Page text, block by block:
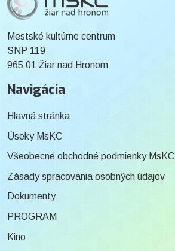
Mestské kultúrne centrum
SNP 119
965 01 Žiar nad Hronom
Navigácia
Hlavná stránka
Úseky MsKC
Všeobecné obchodné podmienky MsKC
Zásady spracovania osobných údajov
Dokumenty
PROGRAM
Kino